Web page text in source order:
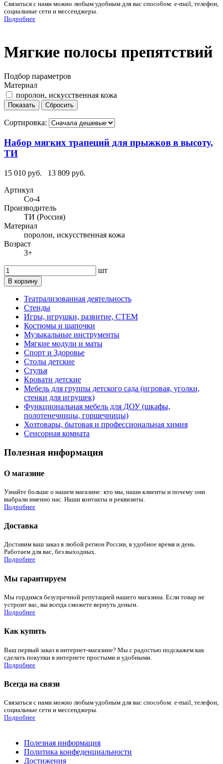
Связаться с нами можно любым удобным для вас способом: e-mail, телефон,
социальные сети и мессенджеры.
Подробнее
Мягкие полосы препятствий
Подбор параметров
Материал
поролон, искусственная кожа
Сортировка:
Набор мягких трапеций для прыжков в высоту,
ТИ
15 010 руб.
13 809 руб.
Артикул
Со-4
Производитель
ТИ (Россия)
Материал
поролон, искусственная кожа
Возраст
3+
шт
В корзину
Театрализованная деятельность
Стенды
Игры, игрушки, развитие, СТЕМ
Костюмы и шапочки
Музыкальные инструменты
Мягкие модули и маты
Спорт и Здоровье
Столы детские
Стулья
Кровати детские
Мебель для группы детского сада (игровая, уголки,
стенки для игрушек)
Функциональная мебель для ДОУ (шкафы,
полотенечницы, горшечницы)
Хозтовары, бытовая и профессиональная химия
Сенсорная комната
Полезная информация
О магазине
Узнайте больше о нашем магазине: кто мы, наши клиенты и почему они
выбрали именно нас. Наши контакты и реквизиты.
Подробнее
Доставка
Доставим ваш заказ в любой регион России, в удобное время и день.
Работаем для вас, без выходных.
Подробнее
Мы гарантируем
Мы гордимся безупречной репутацией нашего магазина. Если товар не
устроит вас, вы всегда сможете вернуть деньги.
Подробнее
Как купить
Ваш первый заказ в интернет-магазине? Мы с радостью подскажем как
сделать покупки в интернете простыми и удобными.
Подробнее
Всегда на связи
Связаться с нами можно любым удобным для вас способом: e-mail, телефон,
социальные сети и мессенджеры.
Подробнее
Полезная информация
Политика конфеденциальности
Достижения